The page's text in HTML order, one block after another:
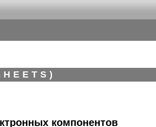
компонентов